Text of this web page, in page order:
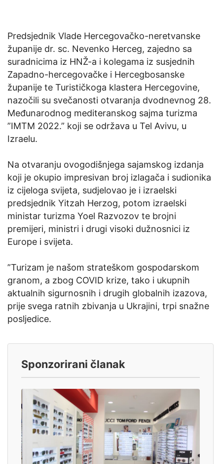
Predsjednik Vlade Hercegovačko-neretvanske
županije dr. sc. Nevenko Herceg, zajedno sa
suradnicima iz HNŽ-a i kolegama iz susjednih
Zapadno-hercegovačke i Hercegbosanske
županije te Turističkoga klastera Hercegovine,
nazočili su svečanosti otvaranja dvodnevnog 28.
Međunarodnog mediteranskog sajma turizma
”IMTM 2022.” koji se održava u Tel Avivu, u
Izraelu.
Na otvaranju ovogodišnjega sajamskog izdanja
koji je okupio impresivan broj izlagača i sudionika
iz cijeloga svijeta, sudjelovao je i izraelski
predsjednik Yitzah Herzog, potom izraelski
ministar turizma Yoel Razvozov te brojni
premijeri, ministri i drugi visoki dužnosnici iz
Europe i svijeta.
”Turizam je našom strateškom gospodarskom
granom, a zbog COVID krize, tako i ukupnih
aktualnih sigurnosnih i drugih globalnih izazova,
prije svega ratnih zbivanja u Ukrajini, trpi snažne
posljedice.
Sponzorirani članak